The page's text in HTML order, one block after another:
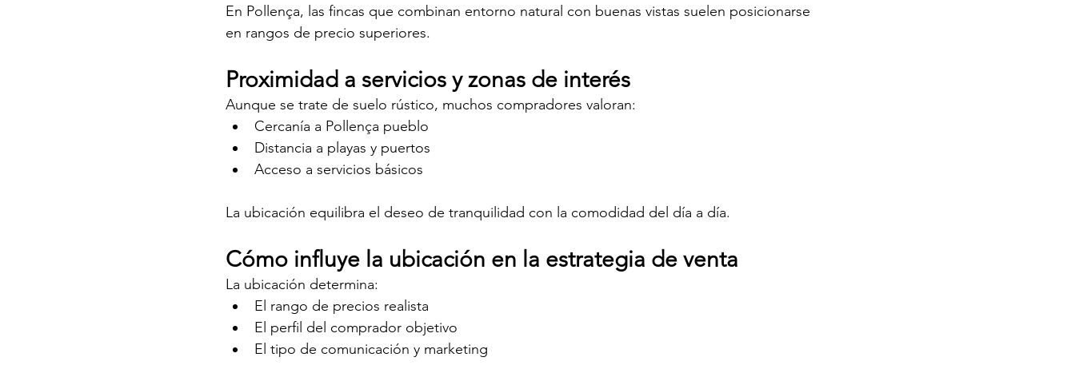
En Pollença, las fincas que combinan entorno natural con buenas vistas suelen posicionarse
en rangos de precio superiores.
Proximidad a servicios y zonas de interés
Aunque se trate de suelo rústico, muchos compradores valoran:
Cercanía a Pollença pueblo
Distancia a playas y puertos
Acceso a servicios básicos
La ubicación equilibra el deseo de tranquilidad con la comodidad del día a día.
Cómo influye la ubicación en la estrategia de venta
La ubicación determina:
El rango de precios realista
El perfil del comprador objetivo
El tipo de comunicación y marketing